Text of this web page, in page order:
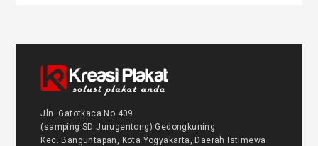
Jln. Gatotkaca No.409
(samping SD Jurugentong) Gedongkuning
Kec. Banguntapan, Kota Yogyakarta, Daerah Istimewa